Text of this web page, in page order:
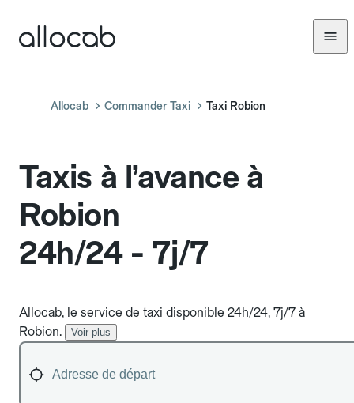
Allocab Commander Taxi Taxi Robion
Taxis à l’avance à
Robion
24h/24 - 7j/7
Allocab, le service de taxi disponible 24h/24, 7j/7 à
Robion.
Voir plus